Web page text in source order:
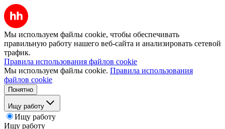
Мы используем файлы cookie, чтобы обеспечивать
правильную работу нашего веб-сайта и анализировать сетевой
трафик.
Правила использования файлов cookie
Мы используем файлы cookie. Правила использования
файлов cookie
Понятно
Ищу работу
Ищу работу
Ищу работу